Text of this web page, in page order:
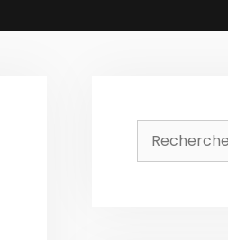
Rechercher :